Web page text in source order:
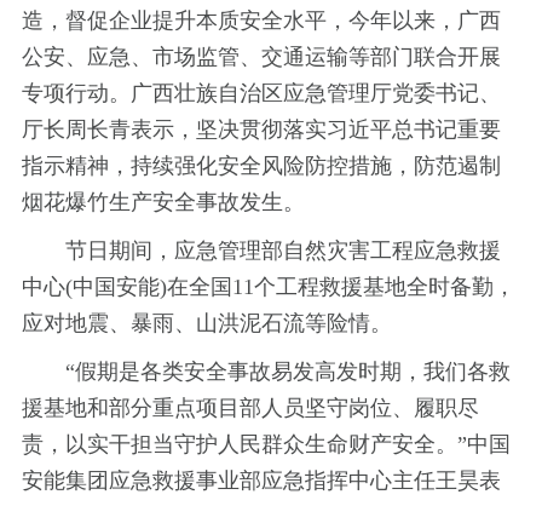
造，督促企业提升本质安全水平，今年以来，广西
公安、应急、市场监管、交通运输等部门联合开展
专项行动。广西壮族自治区应急管理厅党委书记、
厅长周长青表示，坚决贯彻落实习近平总书记重要
指示精神，持续强化安全风险防控措施，防范遏制
烟花爆竹生产安全事故发生。
节日期间，应急管理部自然灾害工程应急救援
中心(中国安能)在全国11个工程救援基地全时备勤，
应对地震、暴雨、山洪泥石流等险情。
“假期是各类安全事故易发高发时期，我们各救
援基地和部分重点项目部人员坚守岗位、履职尽
责，以实干担当守护人民群众生命财产安全。”中国
安能集团应急救援事业部应急指挥中心主任王昊表